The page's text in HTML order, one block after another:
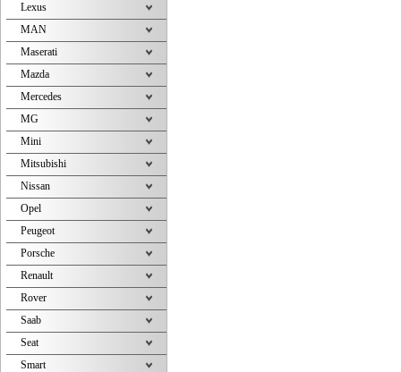
Lexus
MAN
Maserati
Mazda
Mercedes
MG
Mini
Mitsubishi
Nissan
Opel
Peugeot
Porsche
Renault
Rover
Saab
Seat
Smart